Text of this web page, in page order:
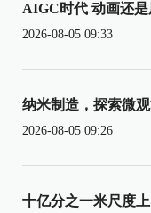
AIGC时代 动画还
2026-08-05 09:33
纳米制造，探索微
2026-08-05 09:26
十亿分之一米尺度